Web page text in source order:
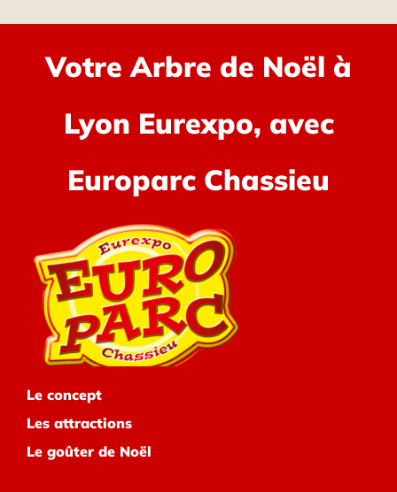
Votre Arbre de Noël à
Lyon Eurexpo, avec
Europarc Chassieu
Le concept
Les attractions
Le goûter de Noël